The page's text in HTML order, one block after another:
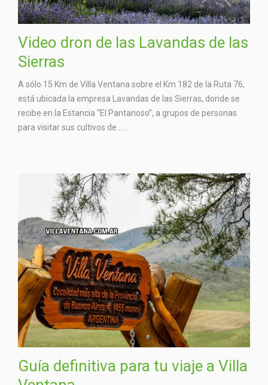
Video dron de las Lavandas de las
Sierras
A sólo 15 Km de Villa Ventana sobre el Km 182 de la Ruta 76,
está ubicada la empresa Lavandas de las Sierras, donde se
recibe en la Estancia “El Pantanoso”, a grupos de personas
para visitar sus cultivos de…...
Guía definitiva para tu viaje a Villa